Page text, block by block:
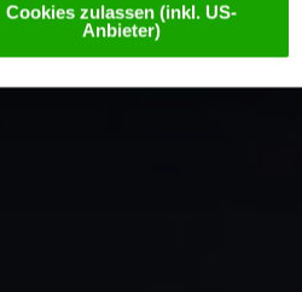
Cookies zulassen (inkl. US-
Anbieter)